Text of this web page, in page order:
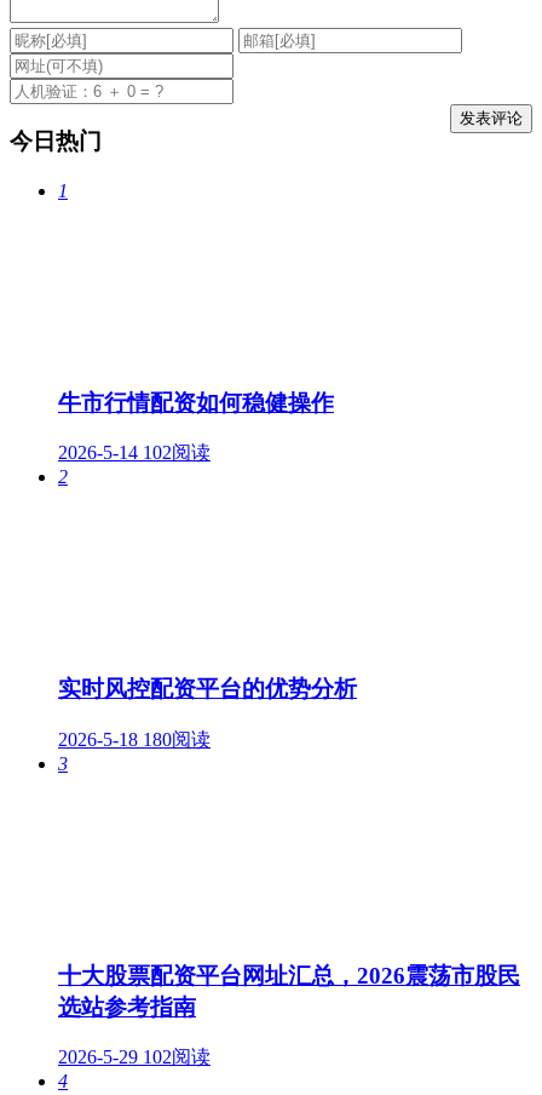
今日热门
1
牛市行情配资如何稳健操作
2026-5-14 102阅读
2
实时风控配资平台的优势分析
2026-5-18 180阅读
3
十大股票配资平台网址汇总，2026震荡市股民
选站参考指南
2026-5-29 102阅读
4